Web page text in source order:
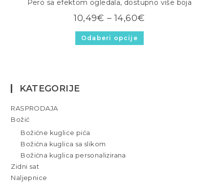
Pero sa efektom ogledala, dostupno više boja
10,49€ –14,60€
Odaberi opcije
KATEGORIJE
RASPRODAJA
Božić
Božićne kuglice pića
Božićna kuglica sa slikom
Božićna kuglica personalizirana
Zidni sat
Naljepnice